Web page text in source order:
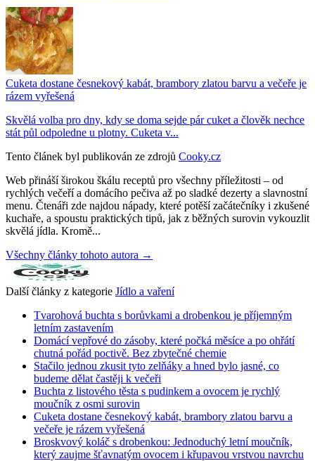
Cuketa dostane česnekový kabát, brambory zlatou barvu a večeře je
rázem vyřešená
Skvělá volba pro dny, kdy se doma sejde pár cuket a člověk nechce
stát půl odpoledne u plotny. Cuketa v...
Tento článek byl publikován ze zdrojů Cooky.cz
Web přináší širokou škálu receptů pro všechny příležitosti – od
rychlých večeří a domácího pečiva až po sladké dezerty a slavnostní
menu. Čtenáři zde najdou nápady, které potěší začátečníky i zkušené
kuchaře, a spoustu praktických tipů, jak z běžných surovin vykouzlit
skvělá jídla. Kromě...
Všechny články tohoto autora →
Další články z kategorie Jídlo a vaření
Tvarohová buchta s borůvkami a drobenkou je příjemným
letním zastavením
Domácí vepřové do zásoby, které počká měsíce a po ohřátí
chutná pořád poctivě. Bez zbytečné chemie
Stačilo jednou zkusit tyto zelňáky a hned bylo jasné, co
budeme dělat častěji k večeři
Buchta z listového těsta s pudinkem a ovocem je rychlý
moučník z osmi surovin
Cuketa dostane česnekový kabát, brambory zlatou barvu a
večeře je rázem vyřešená
Broskvový koláč s drobenkou: Jednoduchý letní moučník,
který zaujme šťavnatým ovocem i křupavou vrstvou navrchu